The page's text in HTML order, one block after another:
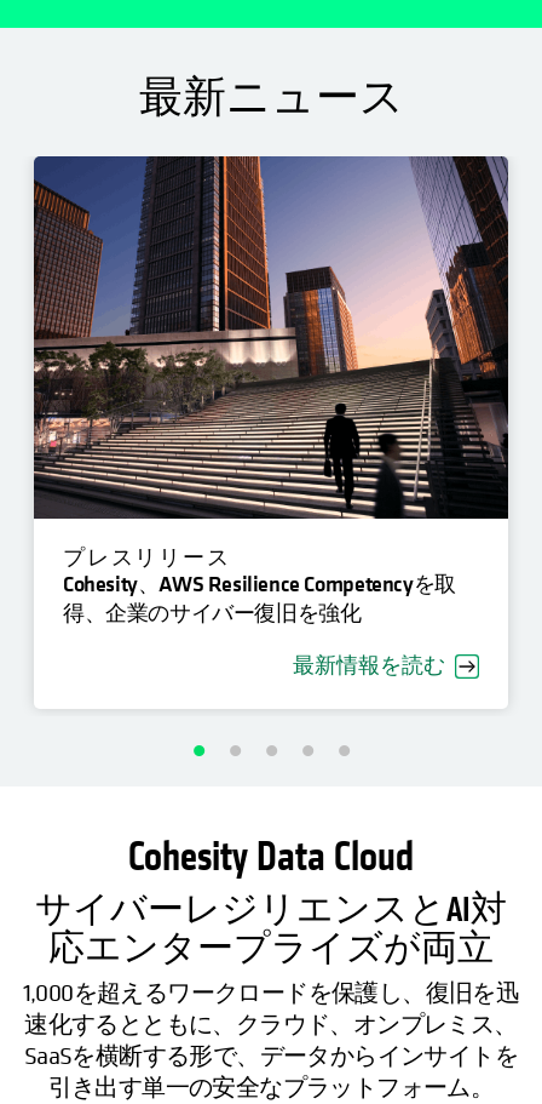
最新ニュース
プレスリリース
Cohesity、AWS Resilience Competencyを取
得、企業のサイバー復旧を強化
最新情報を読む
Cohesity Data Cloud
サイバーレジリエンスとAI対
応エンタープライズが両立
1,000を超えるワークロードを保護し、復旧を迅
速化するとともに、クラウド、オンプレミス、
SaaSを横断する形で、データからインサイトを
引き出す単一の安全なプラットフォーム。